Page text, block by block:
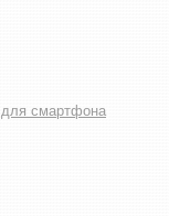
смартфона